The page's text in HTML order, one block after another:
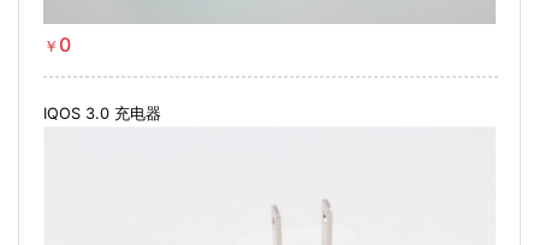
￥ 0
IQOS 3.0 充电器